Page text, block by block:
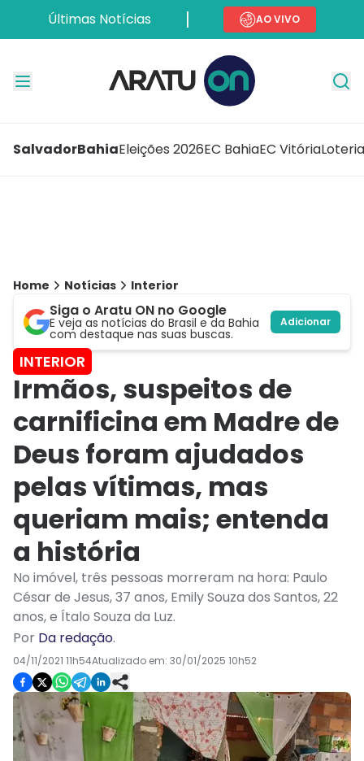
Últimas Notícias AO VIVO
SalvadorBahiaEleições 2026EC BahiaEC Vitória
Home Notícias Interior
Siga o Aratu ON no Google
E veja as notícias do Brasil e da Bahia
com destaque nas suas buscas.
Adicionar
INTERIOR
Irmãos, suspeitos de
carnificina em Madre de
Deus foram ajudados
pelas vítimas, mas
queriam mais; entenda
a história
No imóvel, três pessoas morreram na hora: Paulo
César de Jesus, 37 anos, Emily Souza dos Santos, 22
anos, e Ítalo Souza da Luz.
Por Da redação.
04/11/2021 11h54Atualizado em: 30/01/2025 10h52